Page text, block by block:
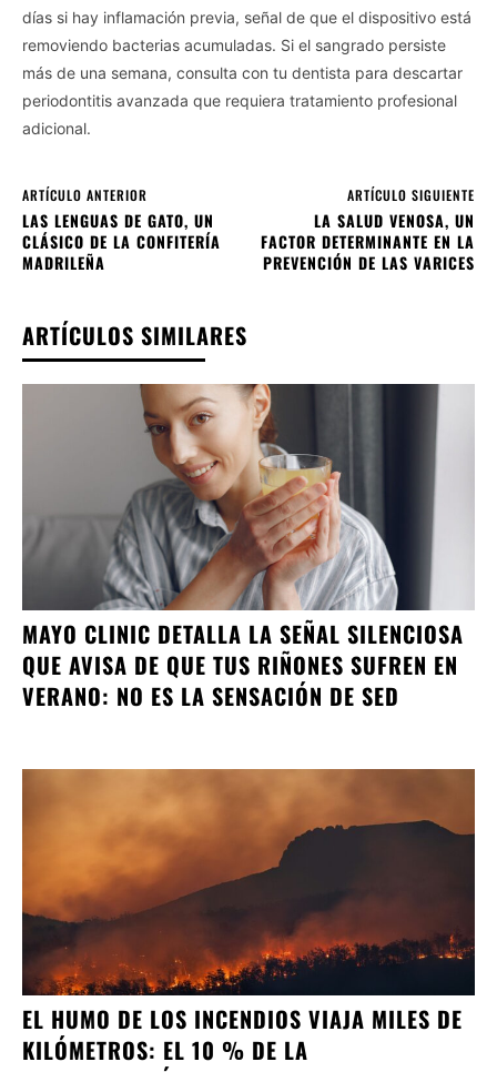
días si hay inflamación previa, señal de que el dispositivo está
removiendo bacterias acumuladas. Si el sangrado persiste
más de una semana, consulta con tu dentista para descartar
periodontitis avanzada que requiera tratamiento profesional
adicional.
ARTÍCULO ANTERIOR
LAS LENGUAS DE GATO, UN
CLÁSICO DE LA CONFITERÍA
MADRILEÑA
ARTÍCULO SIGUIENTE
LA SALUD VENOSA, UN
FACTOR DETERMINANTE EN LA
PREVENCIÓN DE LAS VARICES
ARTÍCULOS SIMILARES
MAYO CLINIC DETALLA LA SEÑAL SILENCIOSA
QUE AVISA DE QUE TUS RIÑONES SUFREN EN
VERANO: NO ES LA SENSACIÓN DE SED
EL HUMO DE LOS INCENDIOS VIAJA MILES DE
KILÓMETROS: EL 10 % DE LA